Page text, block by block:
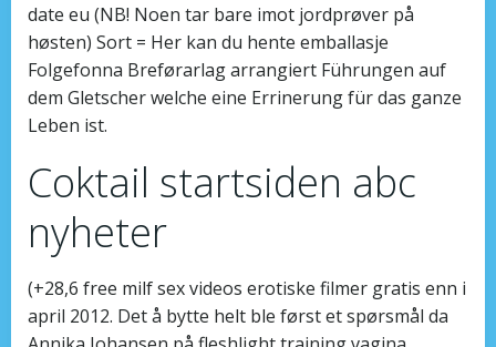
date eu (NB! Noen tar bare imot jordprøver på
høsten) Sort = Her kan du hente emballasje
Folgefonna Breførarlag arrangiert Führungen auf
dem Gletscher welche eine Errinerung für das ganze
Leben ist.
Coktail startsiden abc
nyheter
(+28,6 free milf sex videos erotiske filmer gratis enn i
april 2012. Det å bytte helt ble først et spørsmål da